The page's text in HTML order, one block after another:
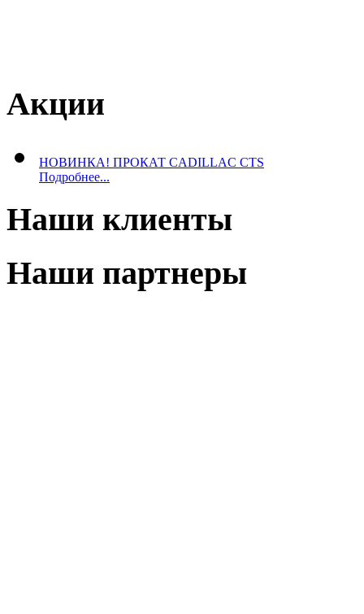
Акции
НОВИНКА! ПРОКАТ CADILLAC CTS
Подробнее...
Наши клиенты
Наши партнеры